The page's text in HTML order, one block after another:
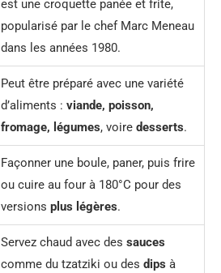
est une croquette panée et frite,
popularisé par le chef Marc Meneau
dans les années 1980.
Peut être préparé avec une variété
d’aliments : viande, poisson,
fromage, légumes, voire desserts.
Façonner une boule, paner, puis frire
ou cuire au four à 180°C pour des
versions plus légères.
Servez chaud avec des sauces
comme du tzatziki ou des dips à